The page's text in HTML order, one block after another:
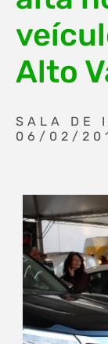
Alto
SALA DE
06/02/